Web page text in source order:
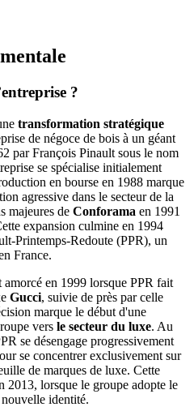
?
transformation stratégique
de négoce de bois à un géant
par François Pinault sous le nom
se spécialise initialement
en bourse en 1988 marque
agressive dans le secteur de la
majeures de Conforama en 1991
expansion culmine en 1994
Printemps-Redoute (PPR), un
France.
en 1999 lorsque PPR fait
Gucci, suivie de près par celle
marque le début d'une
vers le secteur du luxe. Au
se désengage progressivement
se concentrer exclusivement sur
de marques de luxe. Cette
2013, lorsque le groupe adopte le
identité.